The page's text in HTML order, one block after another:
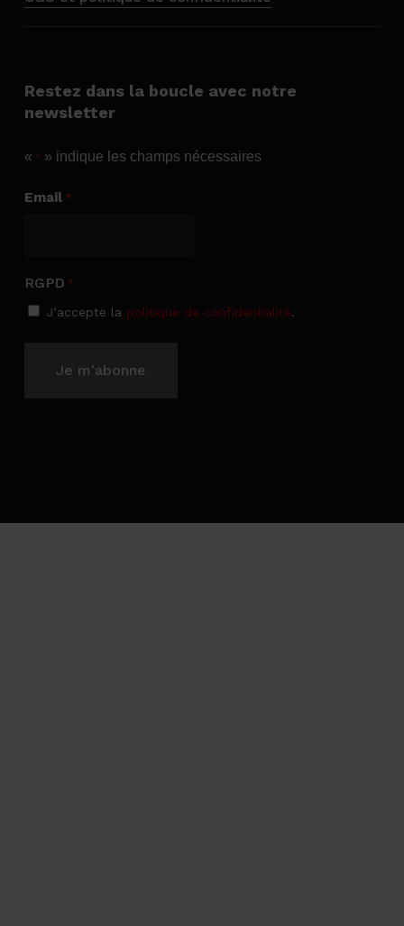
Restez dans la boucle avec notre
newsletter
« * » indique les champs nécessaires
Email *
RGPD *
J’accepte la politique de confidentialité.